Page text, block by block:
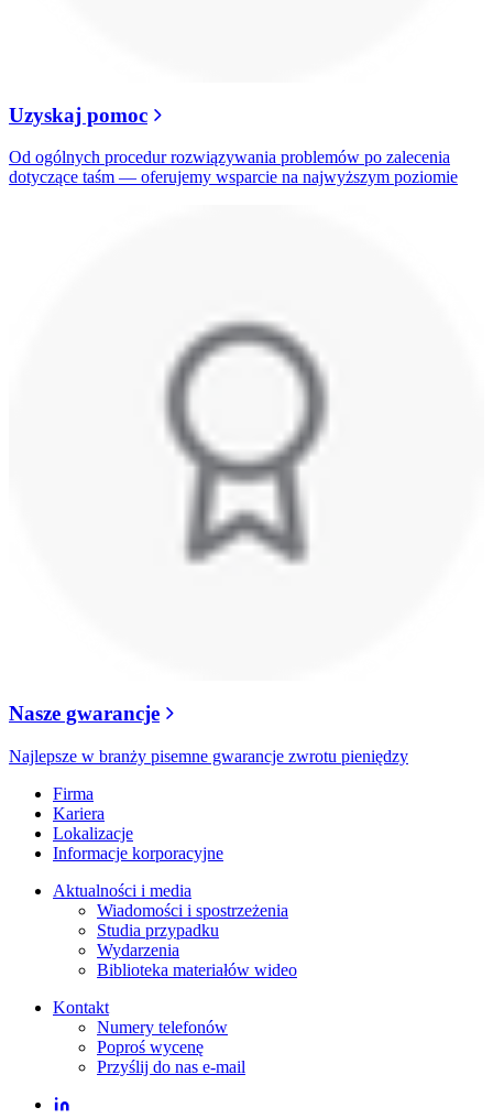
Uzyskaj pomoc
Od ogólnych procedur rozwiązywania problemów po zalecenia
dotyczące taśm — oferujemy wsparcie na najwyższym poziomie
Nasze gwarancje
Najlepsze w branży pisemne gwarancje zwrotu pieniędzy
Firma
Kariera
Lokalizacje
Informacje korporacyjne
Aktualności i media
Wiadomości i spostrzeżenia
Studia przypadku
Wydarzenia
Biblioteka materiałów wideo
Kontakt
Numery telefonów
Poproś wycenę
Przyślij do nas e-mail